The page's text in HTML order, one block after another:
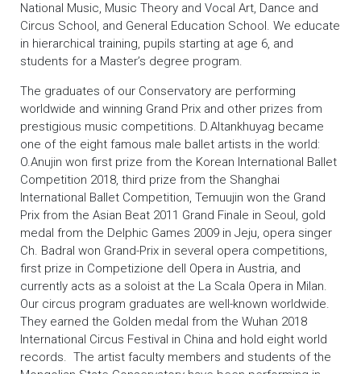
National Music, Music Theory and Vocal Art, Dance and
Circus School, and General Education School. We educate
in hierarchical training, pupils starting at age 6, and
students for a Master’s degree program.
The graduates of our Conservatory are performing
worldwide and winning Grand Prix and other prizes from
prestigious music competitions. D.Altankhuyag became
one of the eight famous male ballet artists in the world:
O.Anujin won first prize from the Korean International Ballet
Competition 2018, third prize from the Shanghai
International Ballet Competition, Temuujin won the Grand
Prix from the Asian Beat 2011 Grand Finale in Seoul, gold
medal from the Delphic Games 2009 in Jeju, opera singer
Ch. Badral won Grand-Prix in several opera competitions,
first prize in Competizione dell Opera in Austria, and
currently acts as a soloist at the La Scala Opera in Milan.
Our circus program graduates are well-known worldwide.
They earned the Golden medal from the Wuhan 2018
International Circus Festival in China and hold eight world
records. The artist faculty members and students of the